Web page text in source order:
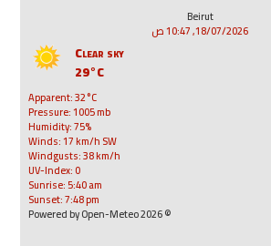
Beirut
18/07/2026, 10:47 ص
Clear sky
29°C
Apparent: 32°C
Pressure: 1005 mb
Humidity: 75%
Winds: 17 km/h SW
Windgusts: 38 km/h
UV-Index: 0
Sunrise: 5:40 am
Sunset: 7:48 pm
© 2026 Powered by Open-Meteo